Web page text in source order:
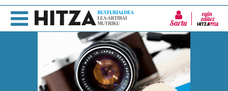
Sartu